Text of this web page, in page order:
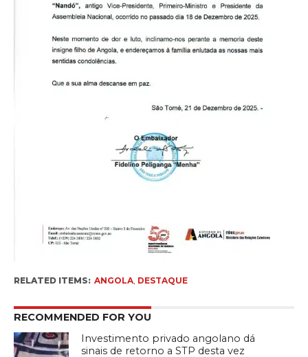
RELATED ITEMS: ANGOLA, DESTAQUE
RECOMMENDED FOR YOU
Investimento privado angolano dá
sinais de retorno a STP desta vez